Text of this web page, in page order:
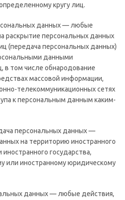
кругу лиц.
данных — любые
раскрытие персональных данных
(передача персональных данных)
данными
в том числе обнародование
массовой информации,
телекоммуникационных сетях
к персональным данным каким-
персональных данных —
на территорию иностранного
иностранного государства,
или иностранному юридическому
данных — любые действия,